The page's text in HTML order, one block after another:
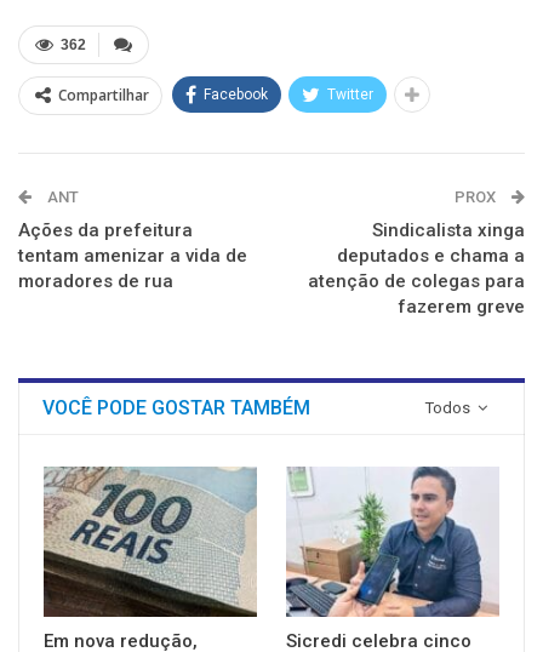
em
nova
janela)
em
nova
janela)
362
Compartilhar Facebook Twitter
ANT
Ações da prefeitura
tentam amenizar a vida de
moradores de rua
PROX
Sindicalista xinga
deputados e chama a
atenção de colegas para
fazerem greve
Todos
VOCÊ PODE GOSTAR TAMBÉM
Em nova redução,
Sicredi celebra cinco